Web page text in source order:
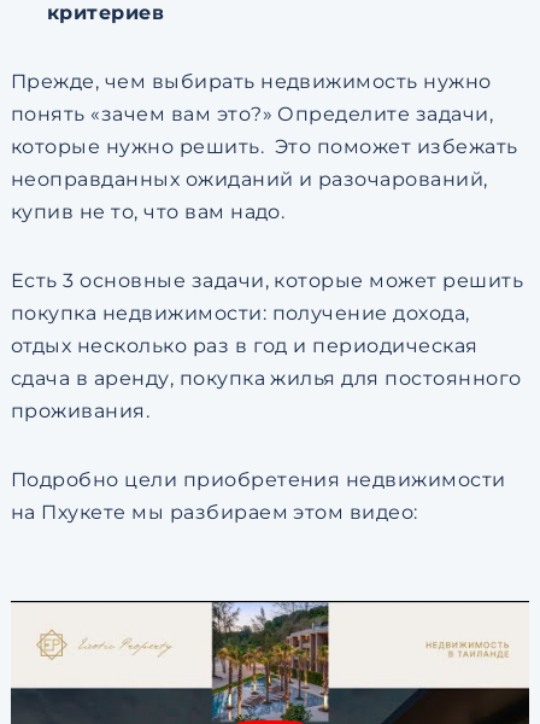
критериев
Прежде, чем выбирать недвижимость нужно
понять «зачем вам это?» Определите задачи,
которые нужно решить. Это поможет избежать
неоправданных ожиданий и разочарований,
купив не то, что вам надо.
Есть 3 основные задачи, которые может решить
покупка недвижимости: получение дохода,
отдых несколько раз в год и периодическая
сдача в аренду, покупка жилья для постоянного
проживания.
Подробно цели приобретения недвижимости
на Пхукете мы разбираем этом видео: